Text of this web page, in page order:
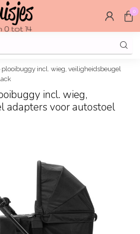
0
plooibuggy incl. wieg, veiligheidsbeugel
incl. wieg,
adapters voor autostoel